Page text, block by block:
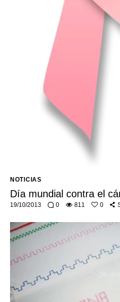
NOTICIAS
Día mundial contra el
19/10/2013 0 811 0